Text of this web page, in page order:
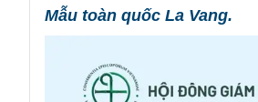
Mẫu toàn quốc La Vang.